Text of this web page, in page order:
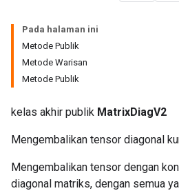
Pada halaman ini
Metode Publik
Metode Warisan
Metode Publik
kelas akhir publik MatrixDiagV2
Mengembalikan tensor diagonal
Mengembalikan tensor dengan
diagonal matriks, dengan semua